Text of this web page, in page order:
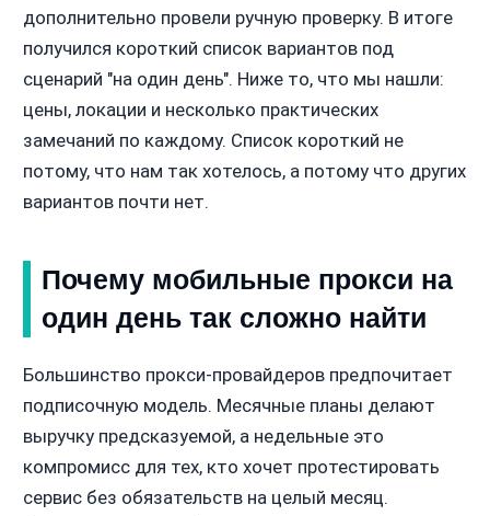
дополнительно провели ручную проверку. В итоге
получился короткий список вариантов под
сценарий "на один день". Ниже то, что мы нашли:
цены, локации и несколько практических
замечаний по каждому. Список короткий не
потому, что нам так хотелось, а потому что других
вариантов почти нет.
Почему мобильные прокси на
один день так сложно найти
Большинство прокси-провайдеров предпочитает
подписочную модель. Месячные планы делают
выручку предсказуемой, а недельные это
компромисс для тех, кто хочет протестировать
сервис без обязательств на целый месяц.